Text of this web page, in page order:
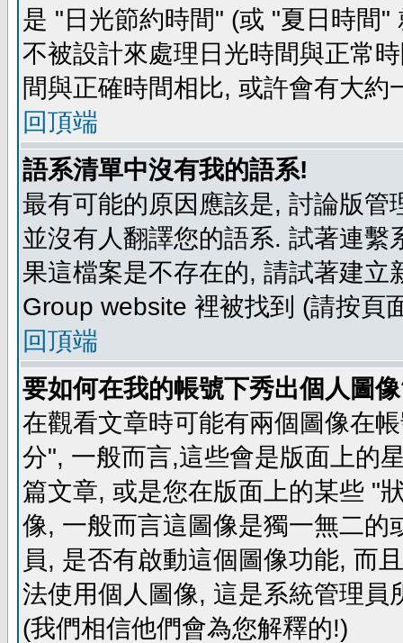
是 "日光節約時間" (或 "夏日時間
不被設計來處理日光時間與正常
間與正確時間相比, 或許會有大約
回頂端
語系清單中沒有我的語系!
最有可能的原因應該是, 討論版
並沒有人翻譯您的語系. 試著連
果這檔案是不存在的, 請試著建
Group website 裡被找到 (請按頁
回頂端
要如何在我的帳號下秀出個人圖
在觀看文章時可能有兩個圖像在
分", 一般而言,這些會是版面上的
篇文章, 或是您在版面上的某些 "
像, 一般而言這圖像是獨一無二
員, 是否有啟動這個圖像功能, 而
法使用個人圖像, 這是系統管理
(我們相信他們會為您解釋的!)